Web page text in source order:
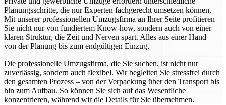
Planungsschritte, die nur Experten fachgerecht umsetzen können.
Mit unserer professionellen Umzugsfirma an Ihrer Seite profitieren
Sie nicht nur von fundiertem Know-how, sondern auch von einer
klaren Struktur, die Zeit und Nerven spart. Alles aus einer Hand –
von der Planung bis zum endgültigen Einzug.
Die professionelle Umzugsfirma, die Sie suchen, ist nicht nur
zuverlässig, sondern auch flexibel. Wir begleiten Sie stressfrei durch
den gesamten Prozess – von der Verpackung über den Transport bis
hin zum Aufbau. So können Sie sich auf das Wesentliche
konzentrieren, während wir die Details für Sie übernehmen.